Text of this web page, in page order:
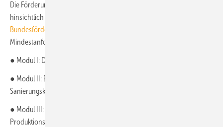
Die Förderung erfolgt in drei Modulen, wobei für jedes Modul
hinsichtlich des Stands der Technik die in den Anlagen zur Richtlinie
Bundesförderung effiziente Gebäude
Mindestanforderungen erfüllt sein müssen.
● Modul I: Durchführbarkeitsstudien
● Modul II: Entwicklung und Erprobung serieller
Sanierungskomponenten für individuelle Pilotprojekte
● Modul III: Ergänzende Investitionsbeihilfen zum Aufbau von
Produktionskapazitäten serieller Sanierungskomponenten